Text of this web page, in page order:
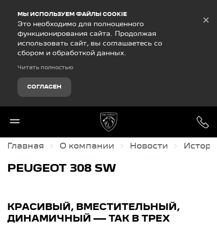
МЫ ИСПОЛЬЗУЕМ ФАЙЛЫ COOKIE
Это необходимо для полноценного
функционирования сайта. Продолжая
использовать сайт, вы соглашаетесь со
сбором и обработкой данных.
Читать полностью
СОГЛАСЕН
×
Главная О компании Новости
PEUGEOT 308 SW
КРАСИВЫЙ, ВМЕСТИТЕЛЬНЫЙ,
ДИНАМИЧНЫЙ — ТАК В ТРЕХ